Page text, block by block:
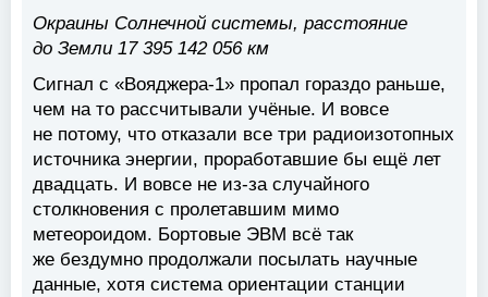
Окраины Солнечной системы, расстояние
до Земли 17 395 142 056 км
Сигнал с «Вояджера-1» пропал гораздо раньше,
чем на то рассчитывали учёные. И вовсе
не потому, что отказали все три радиоизотопных
источника энергии, проработавшие бы ещё лет
двадцать. И вовсе не из-за случайного
столкновения с пролетавшим мимо
метеороидом. Бортовые ЭВМ всё так
же бездумно продолжали посылать научные
данные, хотя система ориентации станции